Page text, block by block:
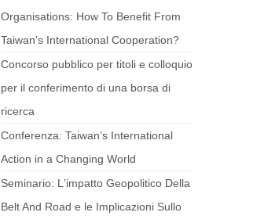
Organisations: How To Benefit From
Taiwan’s International Cooperation?
Concorso pubblico per titoli e colloquio
per il conferimento di una borsa di
ricerca
Conferenza: Taiwanʼs International
Action in a Changing World
Seminario: Lʼimpatto Geopolitico Della
Belt And Road e le Implicazioni Sullo